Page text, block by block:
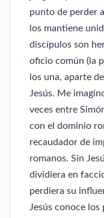
punto de perder
los mantiene
discípulos son
oficio común (la
los una, aparte
Jesús. Me
veces entre
con el dominio
recaudador de
romanos. Sin
dividiera en
perdiera su
Jesús conoce los